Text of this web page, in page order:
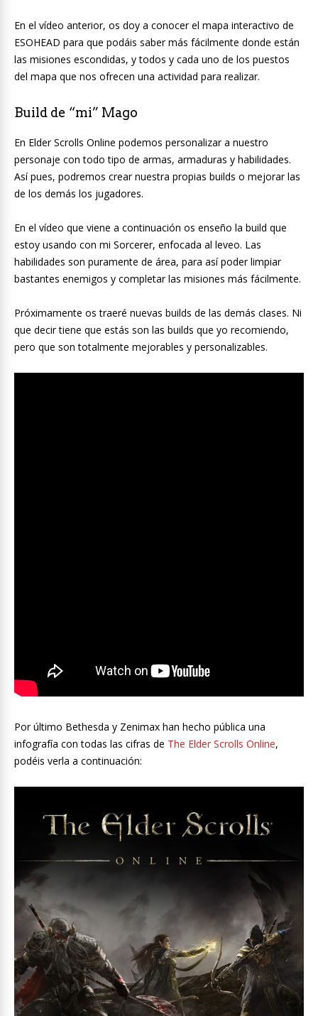
En el vídeo anterior, os doy a conocer el mapa interactivo de
ESOHEAD para que podáis saber más fácilmente donde están
las misiones escondidas, y todos y cada uno de los puestos
del mapa que nos ofrecen una actividad para realizar.
Build de “mi” Mago
En Elder Scrolls Online podemos personalizar a nuestro
personaje con todo tipo de armas, armaduras y habilidades.
Así pues, podremos crear nuestra propias builds o mejorar las
de los demás los jugadores.
En el vídeo que viene a continuación os enseño la build que
estoy usando con mi Sorcerer, enfocada al leveo. Las
habilidades son puramente de área, para así poder limpiar
bastantes enemigos y completar las misiones más fácilmente.
Próximamente os traeré nuevas builds de las demás clases. Ni
que decir tiene que estás son las builds que yo recomiendo,
pero que son totalmente mejorables y personalizables.
Por último Bethesda y Zenimax han hecho pública una
infografía con todas las cifras de The Elder Scrolls Online,
podéis verla a continuación: